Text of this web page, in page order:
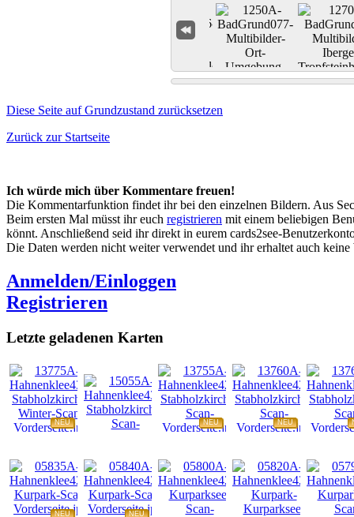
Diese Seite auf Grundzustand zurücksetzen
Zurück zur Startseite
Ich würde mich über Kommentare freuen!
Die Kommentarfunktion findet ihr bei den einzelnen Bildern. Aus
Beim ersten Mal müsst ihr euch registrieren mit einem beliebigen
könnt. Anschließend seid ihr direkt in eurem cards2see-
Die Daten werden nicht weiter verwendet und ihr erhaltet auch
Anmelden/Einloggen
Registrieren
Letzte geladenen Karten
NEU NEU NEU
NEU NEU